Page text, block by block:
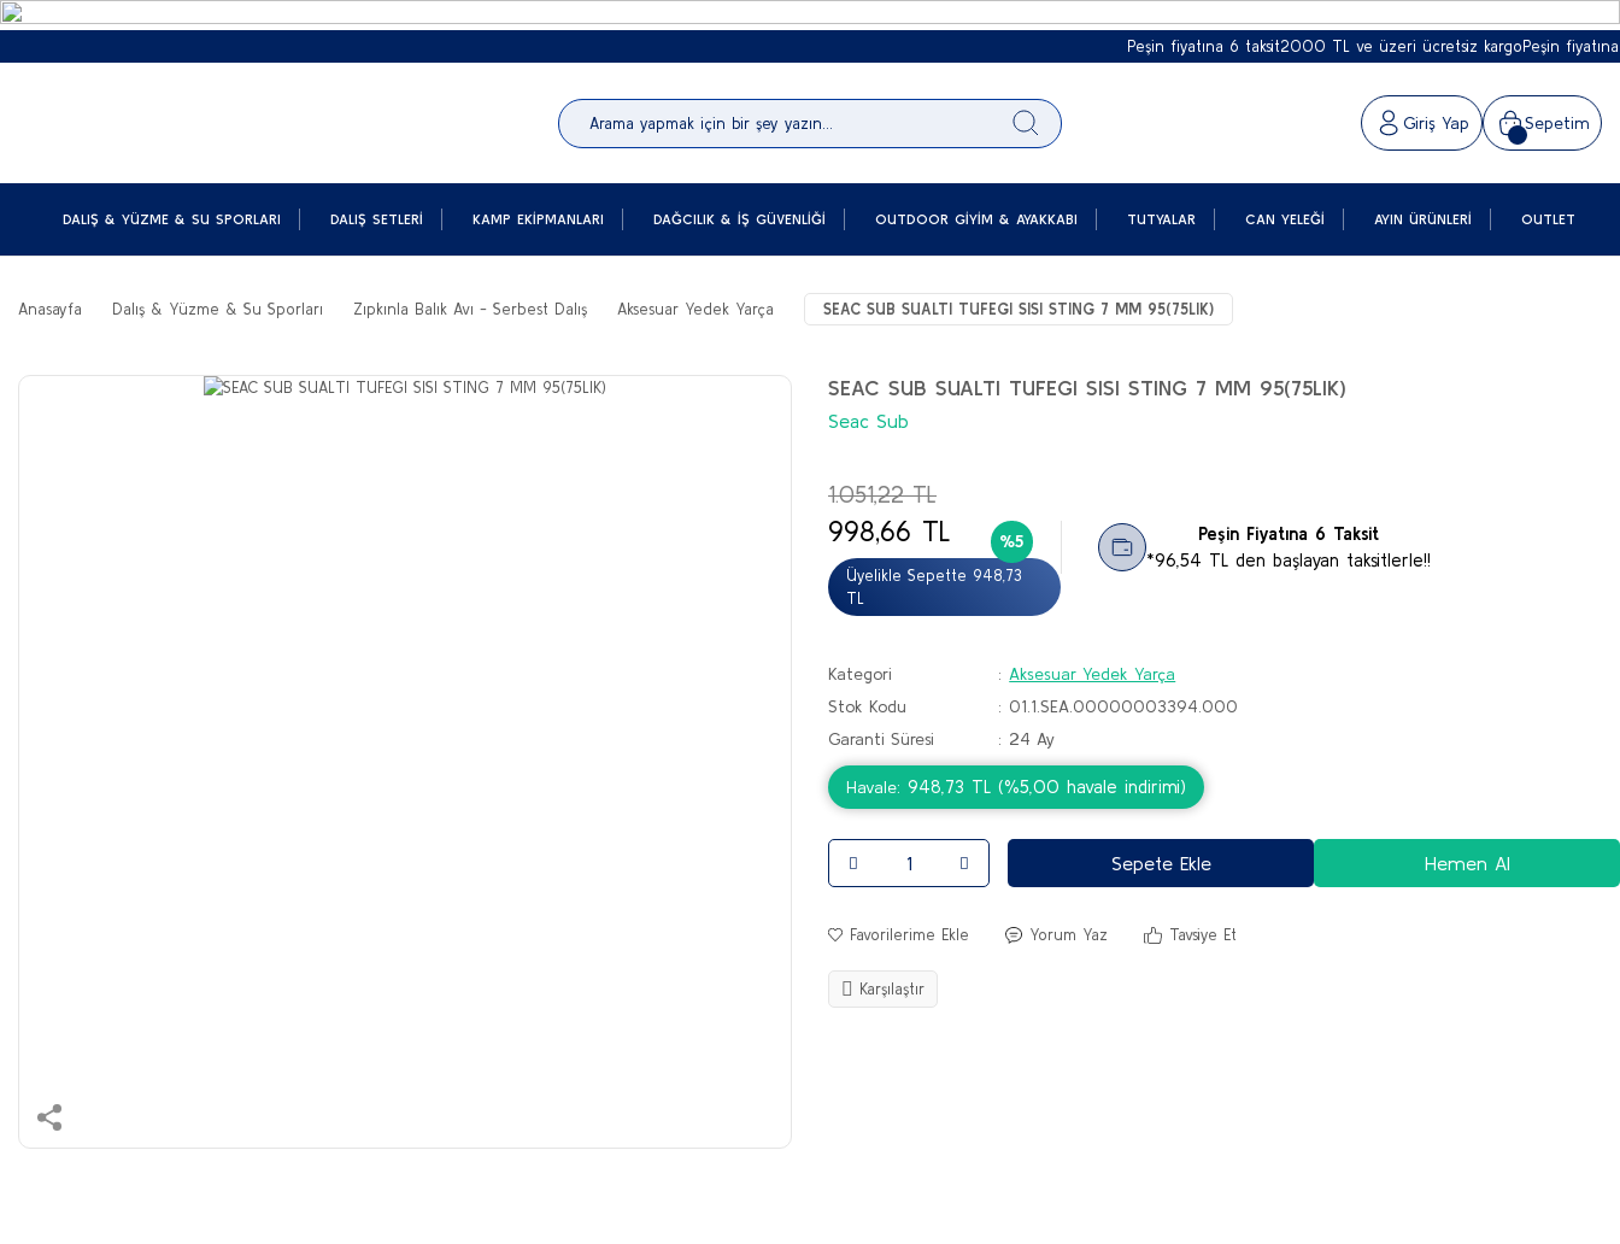
Peşin fiyatına 6 taksit2000 TL ve üzeri ücretsiz kargoPeşin fiyatına 6
Giriş Yap Sepetim
DALIŞ & YÜZME & SU SPORLARI DALIŞ SETLERI KAMP EKIPMANLARI DAĞCILIK & İŞ GÜVENLIĞI OUTDOOR GIYIM & AYAKKABI TUTYALAR CAN YELEĞI AYIN ÜRÜNLERI OUTLET
Anasayfa Dalış & Yüzme & Su Sporları Zıpkınla Balık Avı - Serbest Dalış Aksesuar Yedek Yarça SEAC SUB SUALTI TUFEGI SISI STING 7 MM 95(75LIK)
SEAC SUB SUALTI TUFEGI SISI STING 7 MM 95(75LIK)
Seac Sub
1.051,22 TL
998,66 TL
Üyelikle Sepette 948,73
TL
%5
Peşin Fiyatına 6 Taksit
*96,54 TL den başlayan taksitlerle!!
Kategori
Aksesuar Yedek Yarça
Stok Kodu
01.1.SEA.00000003394.000
Garanti Süresi
24 Ay
Havale 948,73 TL (%5,00 havale indirimi)
Sepete Ekle Hemen Al
Yorum Yaz Tavsiye Et
Karşılaştır